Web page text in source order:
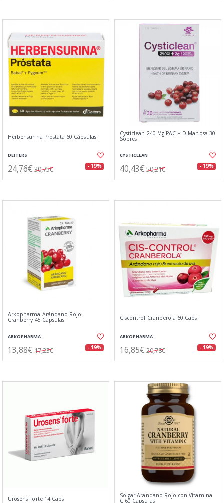
Herbensurina Próstata 60 Cápsulas
DEITERS
24,76€ 30,75€ - 19%
Cysticlean 240 Mg PAC + D-Manosa 30
Sobres
CYSTICLEAN
40,43€ 50,21€ - 19%
Arkopharma Arándano Rojo
Cranberry 45 Cápsulas
ARKOPHARMA
13,88€ 17,23€ - 19%
Ciscontrol Cranberola 60 Caps
ARKOPHARMA
16,85€ 20,78€ - 19%
Urosens Forte 14 Caps Solgar Arandano Rojo con Vitamina
C 60 Capsulas